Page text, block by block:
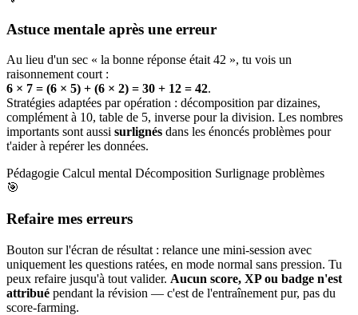
Astuce mentale après une erreur
Au lieu d'un sec « la bonne réponse était 42 », tu vois un
raisonnement court :
6 × 7 = (6 × 5) + (6 × 2) = 30 + 12 = 42.
Stratégies adaptées par opération : décomposition par dizaines,
complément à 10, table de 5, inverse pour la division. Les nombres
importants sont aussi surlignés dans les énoncés problèmes pour
t'aider à repérer les données.
Pédagogie Calcul mental Décomposition Surlignage problèmes
🎯
Refaire mes erreurs
Bouton sur l'écran de résultat : relance une mini-session avec
uniquement les questions ratées, en mode normal sans pression. Tu
peux refaire jusqu'à tout valider. Aucun score, XP ou badge n'est
attribué pendant la révision — c'est de l'entraînement pur, pas du
score-farming.